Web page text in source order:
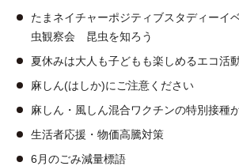
たまネイチャーポジティブスタディー
虫観察会 昆虫を知ろう
夏休みは大人も子どもも楽しめるエコ活動
麻しん(はしか)にご注意ください
麻しん・風しん混合ワクチンの特別接種
生活者応援・物価高騰対策
6月のごみ減量標語